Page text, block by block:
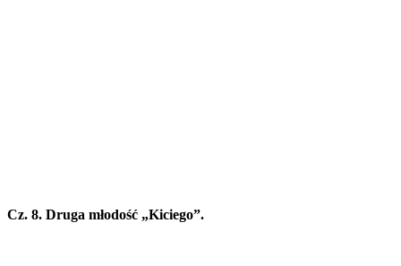
Cz. 8. Druga młodość „Kiciego”.